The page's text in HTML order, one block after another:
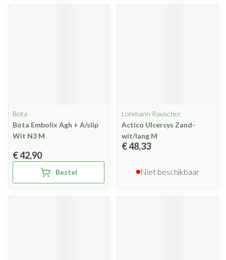
Bota
Bota Embolix Agh + A/slip
Wit N3 M
€ 42,90
Bestel
Lohmann Rauscher
Actico Ulcersys Zand-
wit/lang M
€ 48,33
Niet beschikbaar